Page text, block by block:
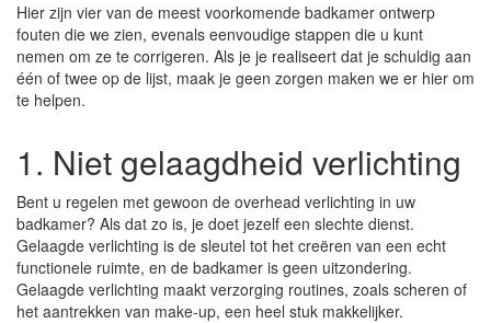
Hier zijn vier van de meest voorkomende badkamer ontwerp
fouten die we zien, evenals eenvoudige stappen die u kunt
nemen om ze te corrigeren. Als je je realiseert dat je schuldig aan
één of twee op de lijst, maak je geen zorgen maken we er hier om
te helpen.
1. Niet gelaagdheid verlichting
Bent u regelen met gewoon de overhead verlichting in uw
badkamer? Als dat zo is, je doet jezelf een slechte dienst.
Gelaagde verlichting is de sleutel tot het creëren van een echt
functionele ruimte, en de badkamer is geen uitzondering.
Gelaagde verlichting maakt verzorging routines, zoals scheren of
het aantrekken van make-up, een heel stuk makkelijker.